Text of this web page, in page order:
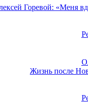
Горевой: «Меня
Жизнь после